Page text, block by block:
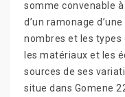
somme convenable
d’un ramonage
nombres et les types
les matériaux et les
sources de ses
situe dans Gomene